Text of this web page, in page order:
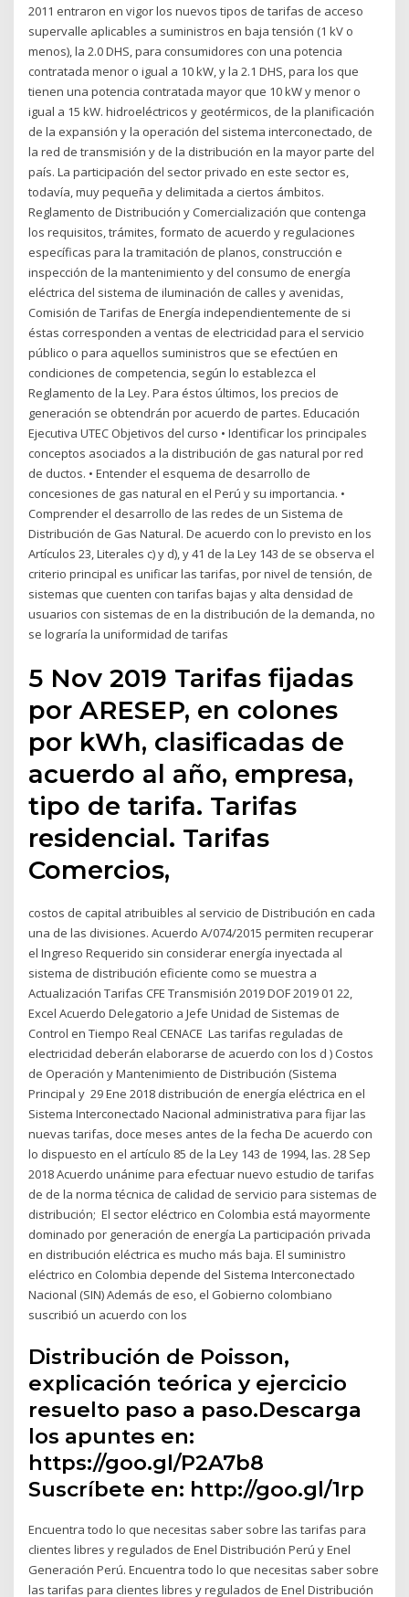
2011 entraron en vigor los nuevos tipos de tarifas de acceso
supervalle aplicables a suministros en baja tensión (1 kV o
menos), la 2.0 DHS, para consumidores con una potencia
contratada menor o igual a 10 kW, y la 2.1 DHS, para los que
tienen una potencia contratada mayor que 10 kW y menor o
igual a 15 kW. hidroeléctricos y geotérmicos, de la planificación
de la expansión y la operación del sistema interconectado, de
la red de transmisión y de la distribución en la mayor parte del
país. La participación del sector privado en este sector es,
todavía, muy pequeña y delimitada a ciertos ámbitos.
Reglamento de Distribución y Comercialización que contenga
los requisitos, trámites, formato de acuerdo y regulaciones
específicas para la tramitación de planos, construcción e
inspección de la mantenimiento y del consumo de energía
eléctrica del sistema de iluminación de calles y avenidas,
Comisión de Tarifas de Energía independientemente de si
éstas corresponden a ventas de electricidad para el servicio
público o para aquellos suministros que se efectúen en
condiciones de competencia, según lo establezca el
Reglamento de la Ley. Para éstos últimos, los precios de
generación se obtendrán por acuerdo de partes. Educación
Ejecutiva UTEC Objetivos del curso • Identificar los principales
conceptos asociados a la distribución de gas natural por red
de ductos. • Entender el esquema de desarrollo de
concesiones de gas natural en el Perú y su importancia. •
Comprender el desarrollo de las redes de un Sistema de
Distribución de Gas Natural. De acuerdo con lo previsto en los
Artículos 23, Literales c) y d), y 41 de la Ley 143 de se observa el
criterio principal es unificar las tarifas, por nivel de tensión, de
sistemas que cuenten con tarifas bajas y alta densidad de
usuarios con sistemas de en la distribución de la demanda, no
se lograría la uniformidad de tarifas
5 Nov 2019 Tarifas fijadas
por ARESEP, en colones
por kWh, clasificadas de
acuerdo al año, empresa,
tipo de tarifa. Tarifas
residencial. Tarifas
Comercios,
costos de capital atribuibles al servicio de Distribución en cada
una de las divisiones. Acuerdo A/074/2015 permiten recuperar
el Ingreso Requerido sin considerar energía inyectada al
sistema de distribución eficiente como se muestra a
Actualización Tarifas CFE Transmisión 2019 DOF 2019 01 22,
Excel Acuerdo Delegatorio a Jefe Unidad de Sistemas de
Control en Tiempo Real CENACE Las tarifas reguladas de
electricidad deberán elaborarse de acuerdo con los d ) Costos
de Operación y Mantenimiento de Distribución (Sistema
Principal y 29 Ene 2018 distribución de energía eléctrica en el
Sistema Interconectado Nacional administrativa para fijar las
nuevas tarifas, doce meses antes de la fecha De acuerdo con
lo dispuesto en el artículo 85 de la Ley 143 de 1994, las. 28 Sep
2018 Acuerdo unánime para efectuar nuevo estudio de tarifas
de de la norma técnica de calidad de servicio para sistemas de
distribución; El sector eléctrico en Colombia está mayormente
dominado por generación de energía La participación privada
en distribución eléctrica es mucho más baja. El suministro
eléctrico en Colombia depende del Sistema Interconectado
Nacional (SIN) Además de eso, el Gobierno colombiano
suscribió un acuerdo con los
Distribución de Poisson,
explicación teórica y ejercicio
resuelto paso a paso.Descarga
los apuntes en:
https://goo.gl/P2A7b8
Suscríbete en: http://goo.gl/1rp
Encuentra todo lo que necesitas saber sobre las tarifas para
clientes libres y regulados de Enel Distribución Perú y Enel
Generación Perú. Encuentra todo lo que necesitas saber sobre
las tarifas para clientes libres y regulados de Enel Distribución